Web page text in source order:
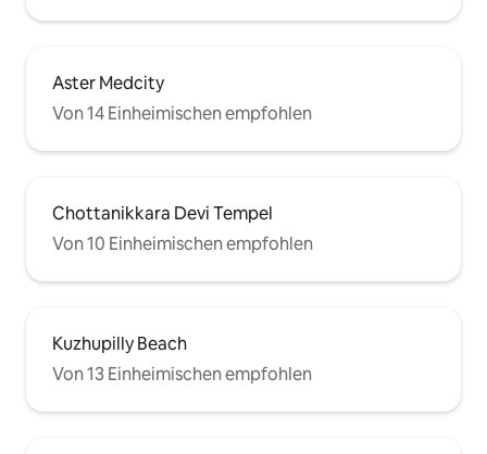
Aster Medcity
Von 14 Einheimischen empfohlen
Chottanikkara Devi Tempel
Von 10 Einheimischen empfohlen
Kuzhupilly Beach
Von 13 Einheimischen empfohlen